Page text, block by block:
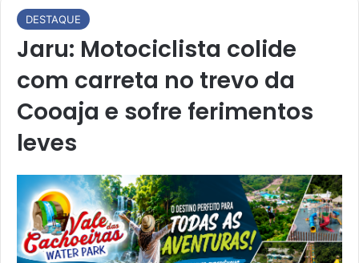
DESTAQUE
Jaru: Motociclista colide
com carreta no trevo da
Cooaja e sofre ferimentos
leves